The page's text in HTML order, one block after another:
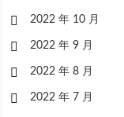
2022 年 10 月
2022 年 9 月
2022 年 8 月
2022 年 7 月